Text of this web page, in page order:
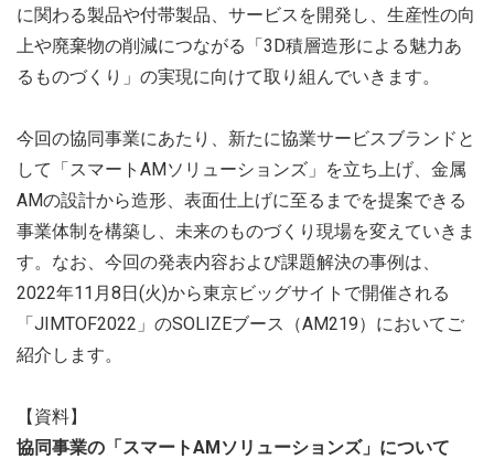
に関わる製品や付帯製品、サービスを開発し、生産性の向
上や廃棄物の削減につながる「3D積層造形による魅力あ
るものづくり」の実現に向けて取り組んでいきます。
今回の協同事業にあたり、新たに協業サービスブランドと
して「スマートAMソリューションズ」を立ち上げ、金属
AMの設計から造形、表面仕上げに至るまでを提案できる
事業体制を構築し、未来のものづくり現場を変えていきま
す。なお、今回の発表内容および課題解決の事例は、
2022年11月8日(火)から東京ビッグサイトで開催される
「JIMTOF2022」のSOLIZEブース（AM219）においてご
紹介します。
【資料】
協同事業の「スマートAMソリューションズ」について